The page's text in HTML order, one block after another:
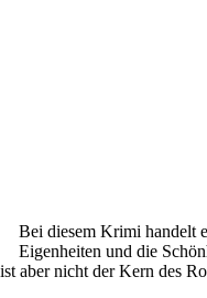
Bei diesem Krimi handelt
Eigenheiten und die
ist aber nicht der Kern des